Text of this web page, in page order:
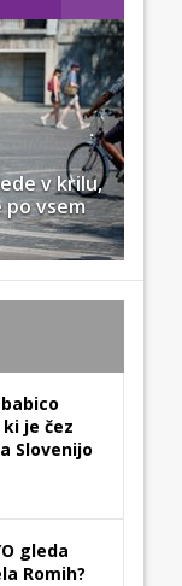
v krilu,
vsem
ki je čez
Slovenijo
gleda
Romih?